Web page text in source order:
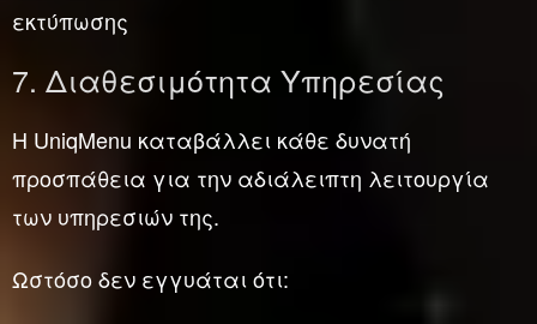
εκτύπωσης
7. Διαθεσιμότητα Υπηρεσίας
Η UniqMenu καταβάλλει κάθε δυνατή
προσπάθεια για την αδιάλειπτη λειτουργία
των υπηρεσιών της.
Ωστόσο δεν εγγυάται ότι: